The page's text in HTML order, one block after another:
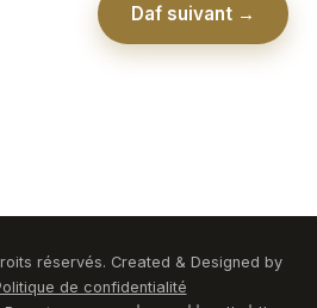
Daf suivant →
réservés. Created & Designed by
de confidentialité